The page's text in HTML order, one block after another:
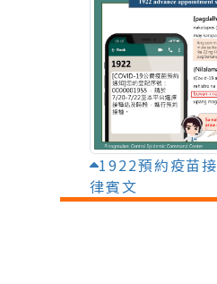
1922預約疫苗
律賓文